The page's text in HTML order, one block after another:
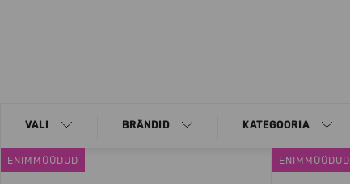
VALI BRÄNDID KATEGOORIA
ENIMMÜÜDUD ENIMMÜÜDUD